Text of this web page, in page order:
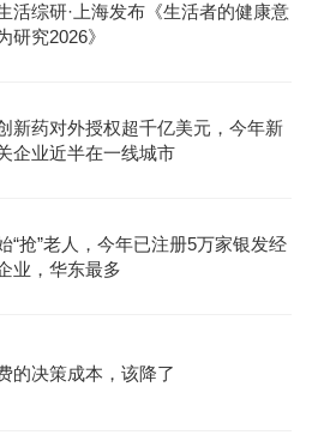
活综研·上海发布《生活者的健康意
研究2026》
新药对外授权超千亿美元，今年新
企业近半在一线城市
“抢”老人，今年已注册5万家银发经
业，华东最多
的决策成本，该降了